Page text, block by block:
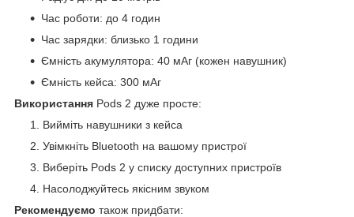
Час роботи: до 4 годин
Час зарядки: близько 1 години
Ємність акумулятора: 40 мАг (кожен навушник)
Ємність кейса: 300 мАг
Використання Pods 2 дуже просте:
Вийміть навушники з кейса
Увімкніть Bluetooth на вашому пристрої
Виберіть Pods 2 у списку доступних пристроїв
Насолоджуйтесь якісним звуком
Рекомендуємо також придбати: